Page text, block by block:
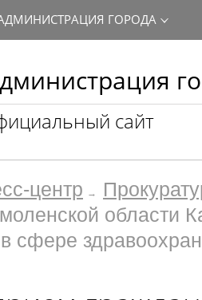
сайт
ГОРОДА
центр
области
сфере